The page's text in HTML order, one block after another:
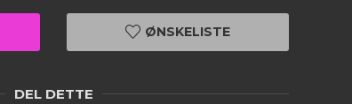
ØNSKELISTE
DEL DETTE